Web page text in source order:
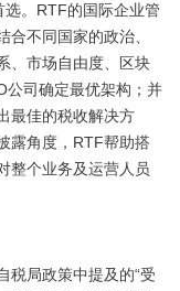
。RTF的国际企业管
不同国家的政治、
、市场自由度、区块
公司确定最优架构；并
最佳的税收解决方
露角度，RTF帮助搭
整个业务及运营人员
税局政策中提及的“受